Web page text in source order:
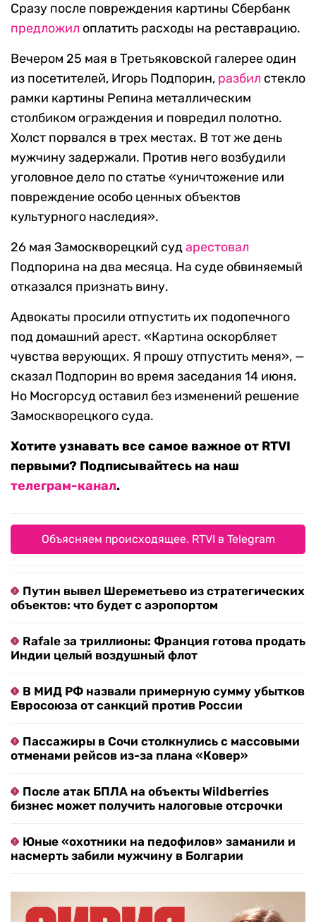
Сразу после повреждения картины Сбербанк
предложил оплатить расходы на реставрацию.
Вечером 25 мая в Третьяковской галерее один
из посетителей, Игорь Подпорин, разбил стекло
рамки картины Репина металлическим
столбиком ограждения и повредил полотно.
Холст порвался в трех местах. В тот же день
мужчину задержали. Против него возбудили
уголовное дело по статье «уничтожение или
повреждение особо ценных объектов
культурного наследия».
26 мая Замоскворецкий сударестовал
Подпорина на два месяца. На суде обвиняемый
отказался признать вину.
Адвокаты просили отпустить их подопечного
под домашний арест. «Картина оскорбляет
чувства верующих. Я прошу отпустить меня», —
сказал Подпорин во время заседания 14 июня.
Но Мосгорсуд оставил без изменений решение
Замоскворецкого суда.
Хотите узнавать все самое важное от RTVI
первыми? Подписывайтесь на наш
телеграм-канал.
Объясняем происходящее. RTVI в Telegram
Путин вывел Шереметьево из стратегических
объектов: что будет с аэропортом
Rafale за триллионы: Франция готова продать
Индии целый воздушный флот
В МИД РФ назвали примерную сумму убытков
Евросоюза от санкций против России
Пассажиры в Сочи столкнулись с массовыми
отменами рейсов из-за плана «Ковер»
После атак БПЛА на объекты Wildberries
бизнес может получить налоговые отсрочки
Юные «охотники на педофилов» заманили и
насмерть забили мужчину в Болгарии